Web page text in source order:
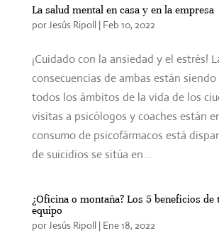
La salud mental en casa y en la empresa
porJesús Ripoll | Feb 10, 2022
¡Cuidado con la ansiedad y el estrés!
consecuencias de ambas están
todos los ámbitos de la vida de los
visitas a psicólogos y coaches están
consumo de psicofármacos está
de suicidios se sitúa en...
¿Oficina o montaña? Los 5 beneficios de
equipo
porJesús Ripoll | Ene 18, 2022